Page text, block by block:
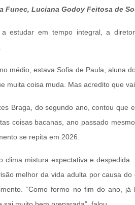
Funec, Luciana Godoy Feitosa de
estudar em tempo integral, a
médio, estava Sofia de Paula, aluna
muita coisa muda. Mas acredito que
Braga, do segundo ano, contou que
coisas bacanas, ano passado
se repita em 2026.
clima mistura expectativa e
melhor da vida adulta por causa
“Como formo no fim do ano,